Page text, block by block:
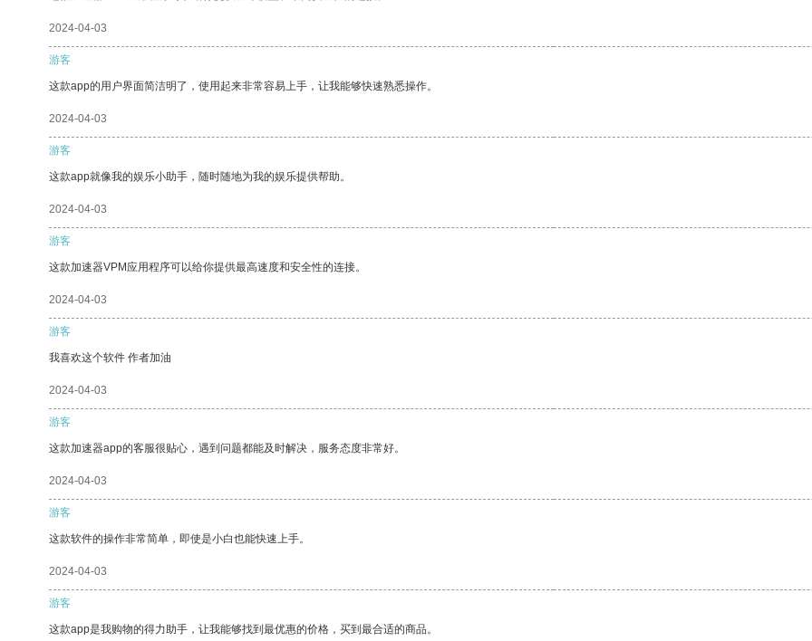
2024-04-03
游客
这款app的用户界面简洁明了，使用起来非常容易上手，让我能够快速熟悉操作。
2024-04-03
游客
这款app就像我的娱乐小助手，随时随地为我的娱乐提供帮助。
2024-04-03
游客
这款加速器VPM应用程序可以给你提供最高速度和安全性的连接。
2024-04-03
游客
我喜欢这个软件 作者加油
2024-04-03
游客
这款加速器app的客服很贴心，遇到问题都能及时解决，服务态度非常好。
2024-04-03
游客
这款软件的操作非常简单，即使是小白也能快速上手。
2024-04-03
游客
这款app是我购物的得力助手，让我能够找到最优惠的价格，买到最合适的商品。